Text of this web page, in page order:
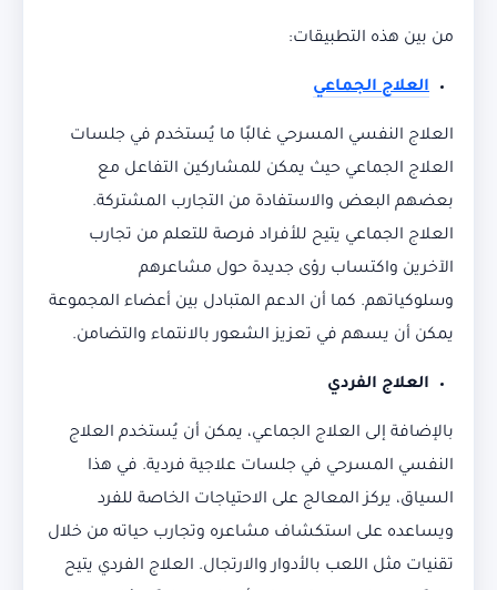
من بين هذه التطبيقات:
العلاج الجماعي
العلاج النفسي المسرحي غالبًا ما يُستخدم في جلسات
العلاج الجماعي حيث يمكن للمشاركين التفاعل مع
بعضهم البعض والاستفادة من التجارب المشتركة.
العلاج الجماعي يتيح للأفراد فرصة للتعلم من تجارب
الآخرين واكتساب رؤى جديدة حول مشاعرهم
وسلوكياتهم. كما أن الدعم المتبادل بين أعضاء المجموعة
يمكن أن يسهم في تعزيز الشعور بالانتماء والتضامن.
العلاج الفردي
بالإضافة إلى العلاج الجماعي، يمكن أن يُستخدم العلاج
النفسي المسرحي في جلسات علاجية فردية. في هذا
السياق، يركز المعالج على الاحتياجات الخاصة للفرد
ويساعده على استكشاف مشاعره وتجارب حياته من خلال
تقنيات مثل اللعب بالأدوار والارتجال. العلاج الفردي يتيح